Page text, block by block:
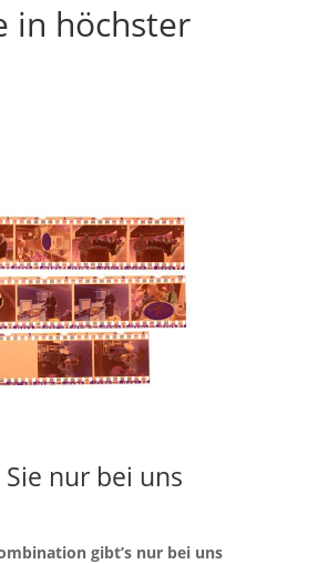
in höchster
nur bei uns
gibt’s nur bei uns